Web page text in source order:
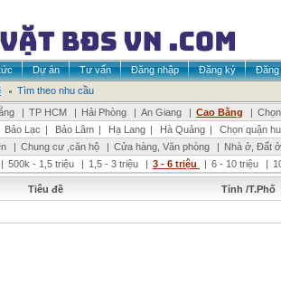
Dự án Tư vấn Đăng nhập Đăng ký
Đăng
Tìm theo nhu cầu
| TP HCM | Hải Phòng | An Giang | Cao Bằng |
Bảo Lạc | Bảo Lâm | Hạ Lang | Hà Quảng |
Chọn quận
| Chung cư ,căn hộ | Cửa hàng, Văn phòng | Nhà ở, Đất ở
| 500k - 1,5 triệu | 1,5 - 3 triệu | 3 - 6 triệu | 6 - 10 triệu |
Tiêu đề Tỉnh /T.Phố